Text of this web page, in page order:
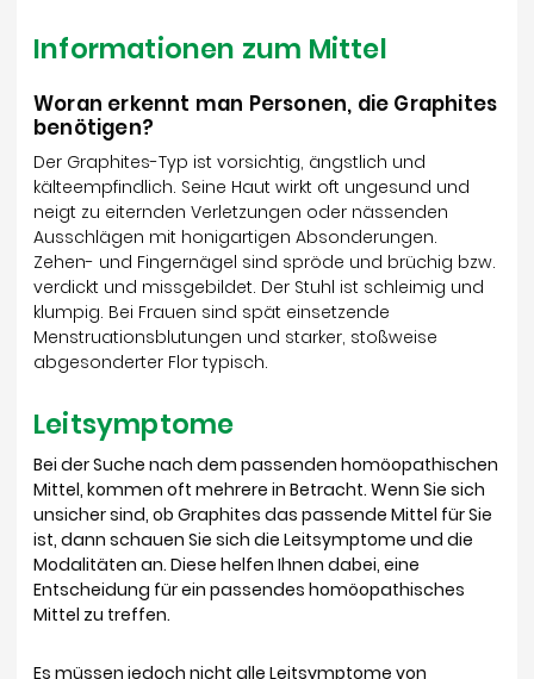
Informationen zum Mittel
Woran erkennt man Personen, die Graphites
benötigen?
Der Graphites-Typ ist vorsichtig, ängstlich und
kälteempfindlich. Seine Haut wirkt oft ungesund und
neigt zu eiternden Verletzungen oder nässenden
Ausschlägen mit honigartigen Absonderungen.
Zehen- und Fingernägel sind spröde und brüchig bzw.
verdickt und missgebildet. Der Stuhl ist schleimig und
klumpig. Bei Frauen sind spät einsetzende
Menstruationsblutungen und starker, stoßweise
abgesonderter Flor typisch.
Leitsymptome
Bei der Suche nach dem passenden homöopathischen
Mittel, kommen oft mehrere in Betracht. Wenn Sie sich
unsicher sind, ob Graphites das passende Mittel für Sie
ist, dann schauen Sie sich die Leitsymptome und die
Modalitäten an. Diese helfen Ihnen dabei, eine
Entscheidung für ein passendes homöopathisches
Mittel zu treffen.
Es müssen jedoch nicht alle Leitsymptome von